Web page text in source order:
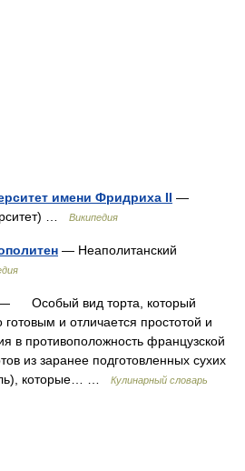
имени Фридриха II —
…
Википедия
— Неаполитанский
Особый вид торта, который
и отличается простотой и
в противоположность французской
из заранее подготовленных сухих
которые… …
Кулинарный словарь